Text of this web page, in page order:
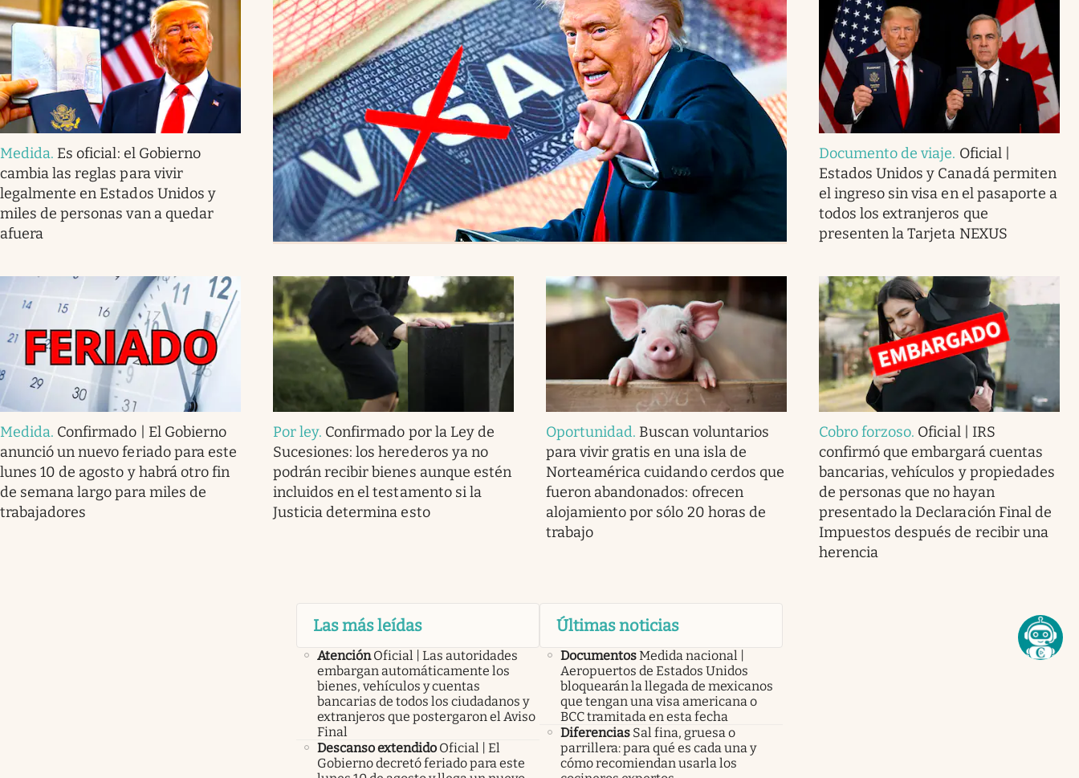
Medida. Es oficial: el Gobierno
cambia las reglas para vivir
legalmente en Estados Unidos y
miles de personas van a quedar
afuera
Documento de viaje. Oficial |
Estados Unidos y Canadá permiten
el ingreso sin visa en el pasaporte a
todos los extranjeros que
presenten la Tarjeta NEXUS
Medida. Confirmado | El Gobierno
anunció un nuevo feriado para este
lunes 10 de agosto y habrá otro fin
de semana largo para miles de
trabajadores
Por ley. Confirmado por la Ley de
Sucesiones: los herederos ya no
podrán recibir bienes aunque estén
incluidos en el testamento si la
Justicia determina esto
Oportunidad. Buscan voluntarios
para vivir gratis en una isla de
Norteamérica cuidando cerdos que
fueron abandonados: ofrecen
alojamiento por sólo 20 horas de
trabajo
Cobro forzoso. Oficial | IRS
confirmó que embargará cuentas
bancarias, vehículos y propiedades
de personas que no hayan
presentado la Declaración Final de
Impuestos después de recibir una
herencia
Las más leídas
Atención Oficial | Las autoridades
embargan automáticamente los
bienes, vehículos y cuentas
bancarias de todos los ciudadanos y
extranjeros que postergaron el Aviso
Final
Descanso extendido Oficial | El
Gobierno decretó feriado para este
Últimas noticias
DocumentosMedida nacional |
Aeropuertos de Estados Unidos
bloquearán la llegada de mexicanos
que tengan una visa americana o
BCC tramitada en esta fecha
Diferencias Sal fina, gruesa o
parrillera: para qué es cada una y
cómo recomiendan usarla los